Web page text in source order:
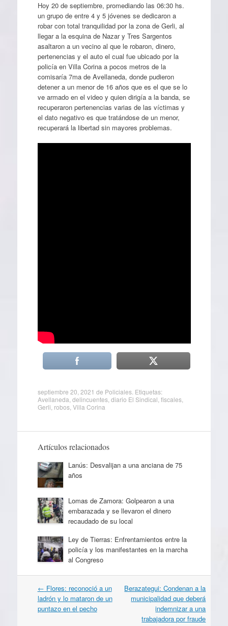
Hoy 20 de septiembre, promediando las 06:30 hs.
un grupo de entre 4 y 5 jóvenes se dedicaron a
robar con total tranquilidad por la zona de Gerli, al
llegar a la esquina de Nazar y Tres Sargentos
asaltaron a un vecino al que le robaron, dinero,
pertenencias y el auto el cual fue ubicado por la
policía en Villa Corina a pocos metros de la
comisaría 7ma de Avellaneda, donde pudieron
detener a un menor de 16 años que es el que se lo
ve armado en el video y quien dirigía a la banda, se
recuperaron pertenencias varias de las víctimas y
el dato negativo es que tratándose de un menor,
recuperará la libertad sin mayores problemas.
septiembre 20, 2021 de Policiales. Etiquetas:
Avellaneda delincuentes, diario El Sindical fiscales,
Gerli robos, Villa Corina
Artículos relacionados
Lanús: Desvalijan a una anciana de 75
años
Lomas de Zamora: Golpearon a una
embarazada y se llevaron el dinero
recaudado de su local
Ley de Tierras: Enfrentamientos entre la
policía y los manifestantes en la marcha
al Congreso
Navegación
por
artículos
← Flores: reconoció a un
ladrón y lo mataron de un
puntazo en el pecho
Berazategui: Condenan a la
municipalidad que deberá
indemnizar a una
trabajadora por fraude